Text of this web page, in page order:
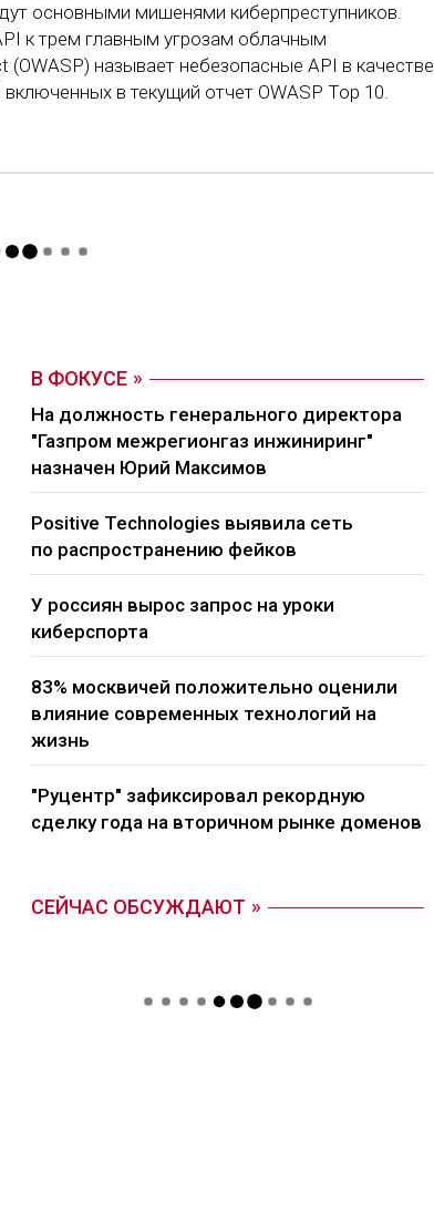
основными мишенями киберпреступников.
к трем главным угрозам облачным
называет небезопасные API в качестве
в текущий отчет OWASP Top 10.
В ФОКУСЕ
На должность генерального директора
"Газпром межрегионгаз инжиниринг"
назначен Юрий Максимов
Positive Technologies выявила сеть
по распространению фейков
У россиян вырос запрос на уроки
киберспорта
83% москвичей положительно оценили
влияние современных технологий на
жизнь
"Руцентр" зафиксировал рекордную
сделку года на вторичном рынке доменов
СЕЙЧАС ОБСУЖДАЮТ